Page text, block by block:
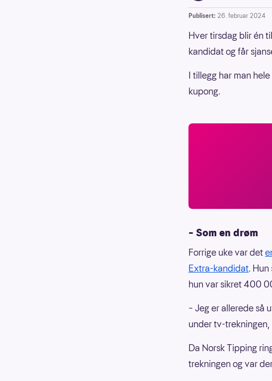
Publisert: 26. februar 2024
Hver tirsdag blir én
kandidat og får
I tillegg har man
kupong.
– Som en drøm
Forrige uke var det
Extra-kandidat.
hun var sikret 400
– Jeg er allerede så
under tv-
Da Norsk Tipping
trekningen og var